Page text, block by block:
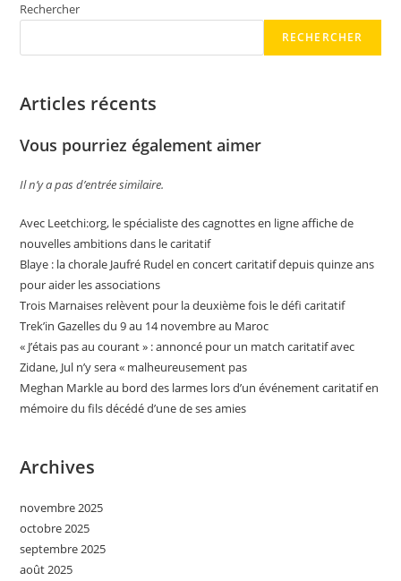
Rechercher
RECHERCHER
Articles récents
Vous pourriez également aimer
Il n’y a pas d’entrée similaire.
Avec Leetchi:org, le spécialiste des cagnottes en ligne affiche de
nouvelles ambitions dans le caritatif
Blaye : la chorale Jaufré Rudel en concert caritatif depuis quinze ans
pour aider les associations
Trois Marnaises relèvent pour la deuxième fois le défi caritatif
Trek’in Gazelles du 9 au 14 novembre au Maroc
« J’étais pas au courant » : annoncé pour un match caritatif avec
Zidane, Jul n’y sera « malheureusement pas
Meghan Markle au bord des larmes lors d’un événement caritatif en
mémoire du fils décédé d’une de ses amies
Archives
novembre 2025
octobre 2025
septembre 2025
août 2025